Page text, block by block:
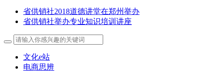
省供销社2018道德讲堂在郑州举办
省供销社举办专业知识培训讲座
文化e站
电商思辨